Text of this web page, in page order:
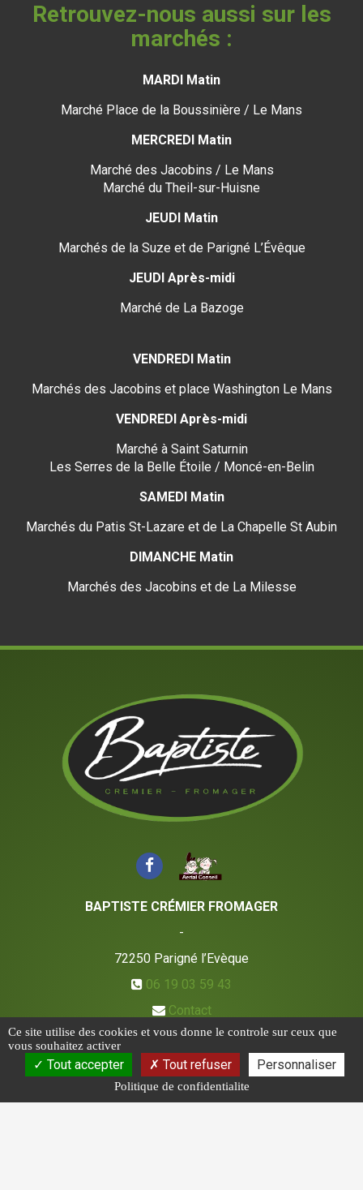
Retrouvez-nous aussi sur les
marchés :
MARDI Matin
Marché Place de la Boussinière / Le Mans
MERCREDI Matin
Marché des Jacobins / Le Mans
Marché du Theil-sur-Huisne
JEUDI Matin
Marchés de la Suze et de Parigné L’Évêque
JEUDI Après-midi
Marché de La Bazoge
VENDREDI Matin
Marchés des Jacobins et place Washington Le Mans
VENDREDI Après-midi
Marché à Saint Saturnin
Les Serres de la Belle Étoile / Moncé-en-Belin
SAMEDI Matin
Marchés du Patis St-Lazare et de La Chapelle St Aubin
DIMANCHE Matin
Marchés des Jacobins et de La Milesse
BAPTISTE CRÉMIER FROMAGER
-
72250 Parigné l’Evèque
06 19 03 59 43
Contact
Ce site utilise des cookies et vous donne le controle sur ceux que
vous souhaitez activer
Tout accepter Tout refuser Personnaliser
Politique de confidentialite